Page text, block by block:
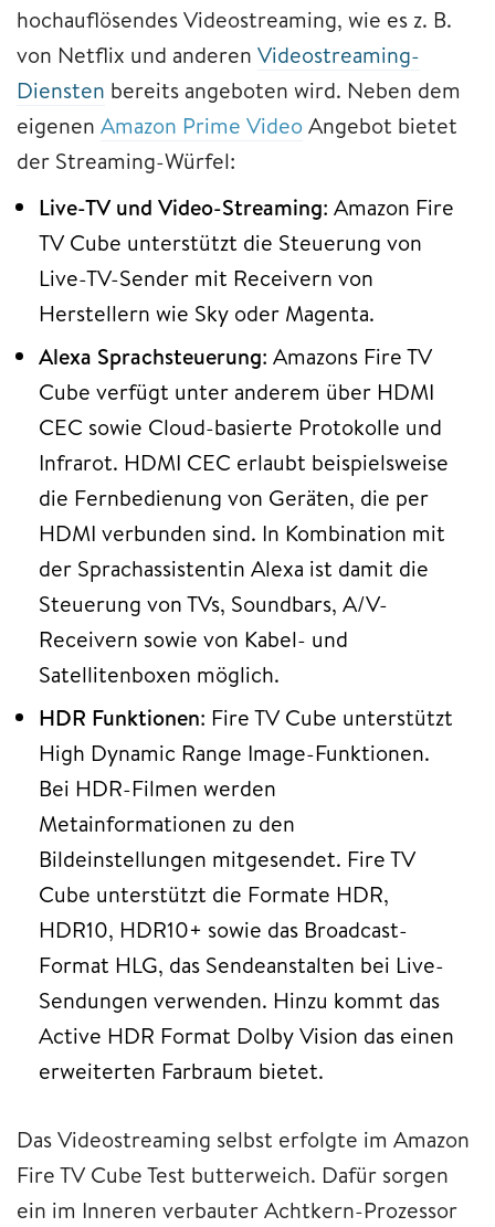
hochauflösendes Videostreaming, wie es z. B.
von Netflix und anderen Videostreaming-
Diensten bereits angeboten wird. Neben dem
eigenen Amazon Prime VideoAngebot bietet
der Streaming-Würfel:
Live-TV und Video-Streaming: Amazon Fire
TV Cube unterstützt die Steuerung von
Live-TV-Sender mit Receivern von
Herstellern wie Sky oder Magenta.
Alexa Sprachsteuerung: Amazons Fire TV
Cube verfügt unter anderem über HDMI
CEC sowie Cloud-basierte Protokolle und
Infrarot. HDMI CEC erlaubt beispielsweise
die Fernbedienung von Geräten, die per
HDMI verbunden sind. In Kombination mit
der Sprachassistentin Alexa ist damit die
Steuerung von TVs, Soundbars, A/V-
Receivern sowie von Kabel- und
Satellitenboxen möglich.
HDR Funktionen: Fire TV Cube unterstützt
High Dynamic Range Image-Funktionen.
Bei HDR-Filmen werden
Metainformationen zu den
Bildeinstellungen mitgesendet. Fire TV
Cube unterstützt die Formate HDR,
HDR10, HDR10+ sowie das Broadcast-
Format HLG, das Sendeanstalten bei Live-
Sendungen verwenden. Hinzu kommt das
Active HDR Format Dolby Vision das einen
erweiterten Farbraum bietet.
Das Videostreaming selbst erfolgte im Amazon
Fire TV Cube Test butterweich. Dafür sorgen
ein im Inneren verbauter Achtkern-Prozessor